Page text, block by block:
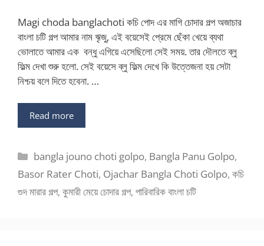
Magi choda banglachoti কচি পোদ এর মাগি চোদার গল্প অজাচার
বাংলা চটি গল্প আমার নাম ৠজু, এই বয়েসেই প্রেমে ছেঁকা খেয়ে ব্যথা
ভোলাতে আমার এক বন্ধু এগিয়ে এসেছিলো সেই সময়. তার দৌলতে ব্লু
ফিল্ম দেখা শুরু হলো. সেই বয়েসে ব্লু ফিল্ম দেখে কি উত্তেজনা হয় সেটা
নিশ্চয় বলে দিতে হবেনা. …
Read more
Categories
bangla jouno choti golpo, Bangla Panu Golpo,
Basor Rater Choti, Ojachar Bangla Choti Golpo, কচি
গুদ মারার গল্প, কুমারী মেয়ে চোদার গল্প, পারিবারিক বাংলা চটি